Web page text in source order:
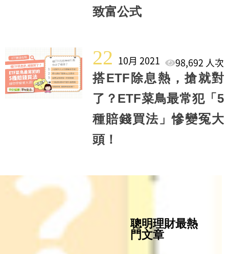
致富公式
22 10月 2021
98,692 人次
搭ETF除息熱，搶就對
了？ETF菜鳥最常犯「5
種賠錢買法」慘變冤大
頭！
聰明理財最熱
門文章